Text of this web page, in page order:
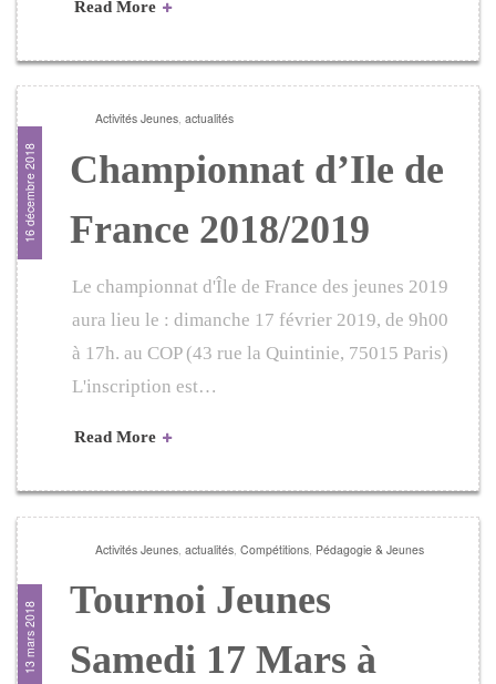
Read More
16 décembre 2018
Activités Jeunes, actualités
Championnat d’Ile de
France 2018/2019
Le championnat d'Île de France des jeunes 2019
aura lieu le : dimanche 17 février 2019, de 9h00
à 17h. au COP (43 rue la Quintinie, 75015 Paris)
L'inscription est…
Read More
13 mars 2018
Activités Jeunes actualités Compétitions Pédagogie & Jeunes
Tournoi Jeunes
Samedi 17 Mars à